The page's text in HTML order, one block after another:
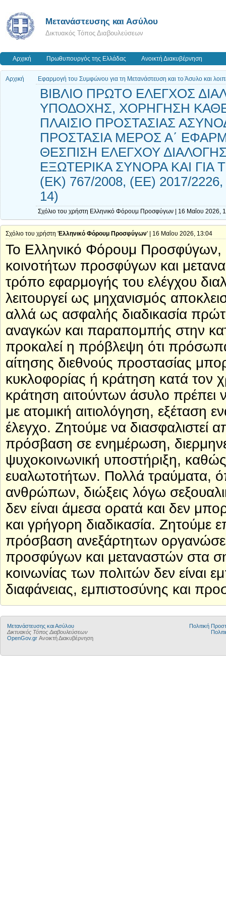
Μετανάστευσης και Ασύλου
Δικτυακός Τόπος Διαβουλεύσεων
Αρχική Πρωθυπουργός της Ελλάδας Ανοικτή Διακυβέρνηση
Αρχική Εφαρμογή του Συμφώνου για τη Μετανάστευση και το Άσυλο και
ΒΙΒΛΙΟ ΠΡΩΤΟ ΕΛΕΓΧΟΣ
ΥΠΟΔΟΧΗΣ, ΧΟΡΗΓΗΣΗ
ΠΛΑΙΣΙΟ ΠΡΟΣΤΑΣΙΑΣ
ΠΡΟΣΤΑΣΙΑ ΜΕΡΟΣ Α΄
ΘΕΣΠΙΣΗ ΕΛΕΓΧΟΥ
ΕΞΩΤΕΡΙΚΑ ΣΥΝΟΡΑ ΚΑΙ
(ΕΚ) 767/2008, (ΕΕ) 2017/
14)
Σχόλιο του χρήστη Ελληνικό Φόρουμ Προσφύγων | 16 Μαΐου 2026,
Σχόλιο του χρήστη 'Ελληνικό Φόρουμ Προσφύγων' | 16 Μαΐου 2026, 13:04
Το Ελληνικό Φόρουμ Προσφύγων,
κοινοτήτων προσφύγων και
τρόπο εφαρμογής του ελέγχου
λειτουργεί ως μηχανισμός
αλλά ως ασφαλής διαδικασία
αναγκών και παραπομπής στην
προκαλεί η πρόβλεψη ότι
αίτησης διεθνούς προστασίας
κυκλοφορίας ή κράτηση κατά τον
κράτηση αιτούντων άσυλο πρέπει
με ατομική αιτιολόγηση, εξέταση
έλεγχο. Ζητούμε να διασφαλιστεί
πρόσβαση σε ενημέρωση,
ψυχοκοινωνική υποστήριξη, καθώς
ευαλωτοτήτων. Πολλά τραύματα,
ανθρώπων, διώξεις λόγω
δεν είναι άμεσα ορατά και δεν
και γρήγορη διαδικασία. Ζητούμε
πρόσβαση ανεξάρτητων
προσφύγων και μεταναστών στα
κοινωνίας των πολιτών δεν είναι
διαφάνειας, εμπιστοσύνης και
Μετανάστευσης και Ασύλου
Δικτυακός Τόπος Διαβουλεύσεων
OpenGov.gr Ανοικτή Διακυβέρνηση
Πολιτική